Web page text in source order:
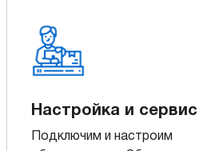
Настройка и сервис
Подключим и настроим